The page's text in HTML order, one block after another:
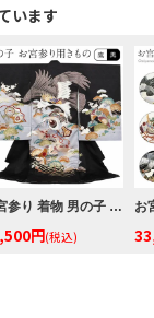
います
お宮参り 着物 男の子 産着 祝い着 黒 鷹 荒波 松葉 小槌 正絹 のしめ 掛け着 初着 服装 赤ちゃん 販売
円(税込)